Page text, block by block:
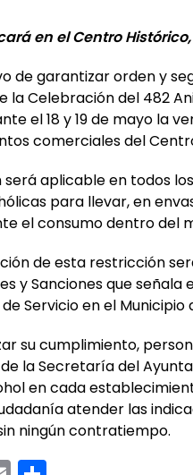
en el Centro
de garantizar orden y
la Celebración del 482
el 18 y 19 de mayo la
comerciales del
será aplicable en todos
para llevar, en
el consumo dentro del
de esta restricción
y Sanciones que
Servicio en el Municipio
su cumplimiento,
la Secretaría del
en cada
atender las
ningún contratiempo.